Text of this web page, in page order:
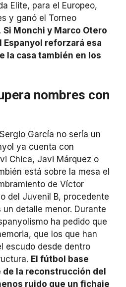
Elite, para el Europeo,
y ganó el Torneo
Si Monchi y Marco Otero
Espanyol reforzará esa
la casa también en los
nombres con
García no sería un
ya cuenta con
Chica, Javi Márquez o
está sobre la mesa el
de Víctor
del Juvenil B, procedente
detalle menor. Durante
ha pedido que
que los que han
escudo desde dentro
El fútbol base
la reconstrucción del
ruido que un fichaje